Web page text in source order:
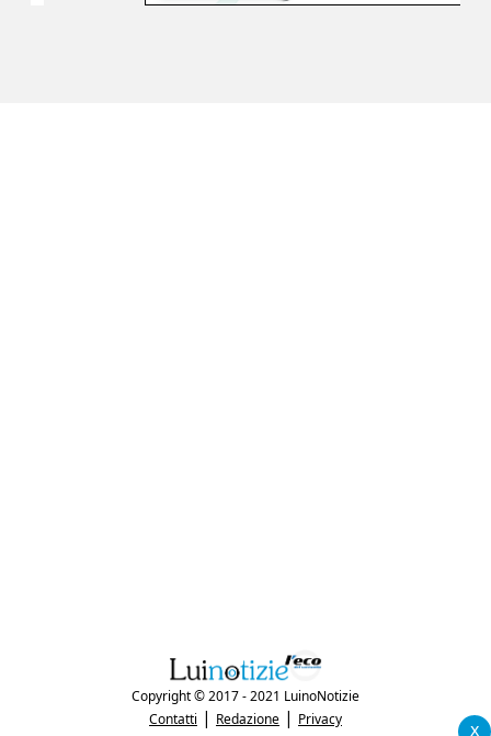
x
Copyright © 2017 - 2021 LuinoNotizie
Contatti | Redazione | Privacy